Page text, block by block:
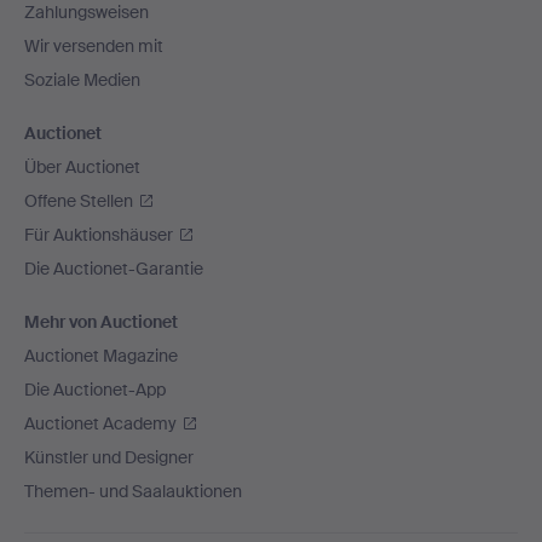
Zahlungsweisen
Wir versenden mit
Soziale Medien
Auctionet
Über Auctionet
Offene Stellen
Für Auktionshäuser
Die Auctionet-Garantie
Mehr von Auctionet
Auctionet Magazine
Die Auctionet-App
Auctionet Academy
Künstler und Designer
Themen- und Saalauktionen